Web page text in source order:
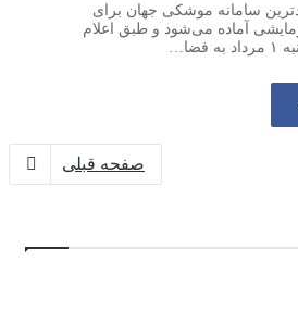
سامانه موشکی جهان برای
آماده می‌شود و طبق اعلام
صفحه قبلی